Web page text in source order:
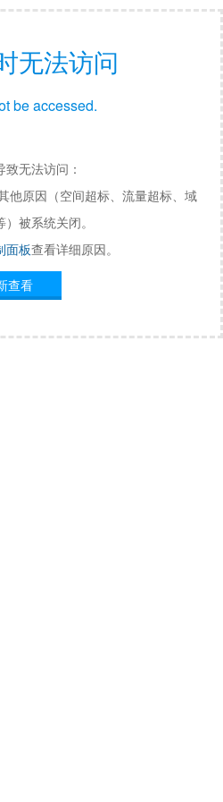
无法访问
be accessed.
无法访问：
他原因（空间超标、流量超标、域
被系统关闭。
面板查看详细原因。
查看